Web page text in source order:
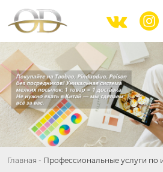
 
Главная - Профессиональные услуги по